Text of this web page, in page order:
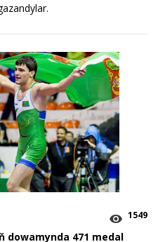
1549
dowamynda 471 medal